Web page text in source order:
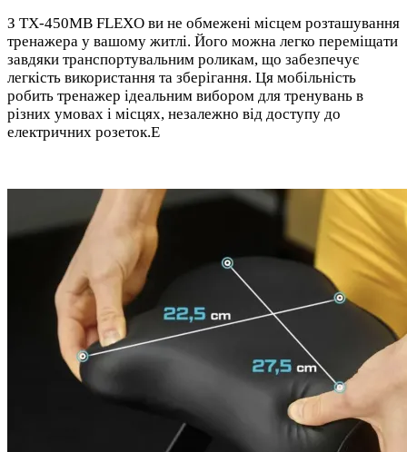
З TX-450MB FLEXO ви не обмежені місцем розташування
тренажера у вашому житлі. Його можна легко переміщати
завдяки транспортувальним роликам, що забезпечує
легкість використання та зберігання. Ця мобільність
робить тренажер ідеальним вибором для тренувань в
різних умовах і місцях, незалежно від доступу до
електричних розеток.Е